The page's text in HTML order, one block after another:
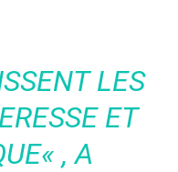
LES
ET
« , A